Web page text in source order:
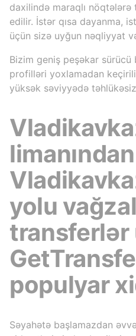
daxilində maraqlı
edilir. İstər qısa dayanma,
üçün sizə uyğun nəqliyyat
Bizim geniş peşəkar sürücü
profilləri yoxlamadan
yüksək səviyyədə
limanından
yolu
transferlər
populyar
Səyahətə başlamazdan